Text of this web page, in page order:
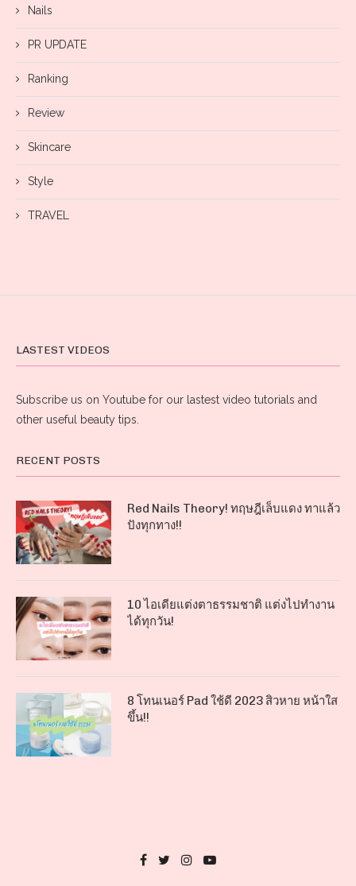
Nails
PR UPDATE
Ranking
Review
Skincare
Style
TRAVEL
LASTEST VIDEOS
Subscribe us on Youtube for our lastest video tutorials and
other useful beauty tips.
RECENT POSTS
Red Nails Theory! ทฤษฎีเล็บแดง ทาแล้ว
ปังทุกทาง!!
10 ไอเดียแต่งตาธรรมชาติ แต่งไปทำงาน
ได้ทุกวัน!
8 โทนเนอร์ Pad ใช้ดี 2023 สิวหาย หน้าใส
ขึ้น!!